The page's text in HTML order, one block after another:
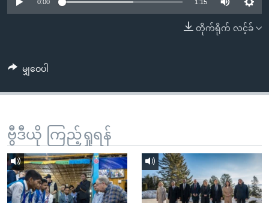
ကျော်
ရန်
နေရာ
သို့
ကျော်
ရန်
0:00 1:15
တိုက်ရိုက် လင့်ခ်
မျှဝေပါ
ဗွီဒီယို ကြည့်ရှုရန်